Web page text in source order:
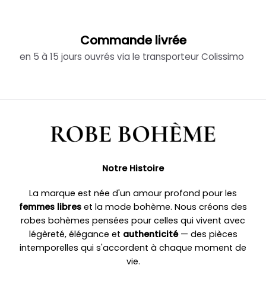
Commande livrée
en 5 à 15 jours ouvrés via le transporteur Colissimo
Notre Histoire
La marque est née d'un amour profond pour les
femmes libres et la mode bohème. Nous créons des
robes bohèmes pensées pour celles qui vivent avec
légèreté, élégance et authenticité— des pièces
intemporelles qui s'accordent à chaque moment de
vie.